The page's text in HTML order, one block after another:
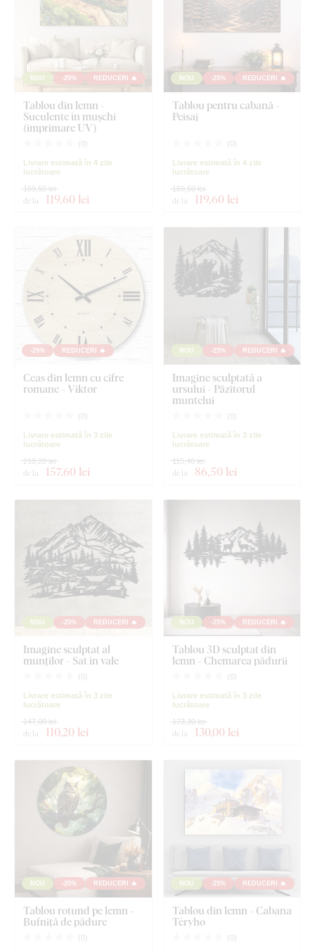
NOU -25% REDUCERI 🔥
Tablou din lemn -
Suculente în mușchi
(imprimare UV)
( 0)
Livrare estimată în 4 zile
lucrătoare
de la 119,60 lei
159,50 lei
NOU -25% REDUCERI 🔥
Tablou pentru cabană -
Peisaj
( 0)
Livrare estimată în 4 zile
lucrătoare
de la 119,60 lei
159,50 lei
-25% REDUCERI 🔥
Ceas din lemn cu cifre
romane - Viktor
( 0)
Livrare estimată în 3 zile
lucrătoare
de la 157,60 lei
210,20 lei
NOU -25% REDUCERI 🔥
Imagine sculptată a
ursului - Păzitorul
muntelui
( 0)
Livrare estimată în 3 zile
lucrătoare
de la 86,50 lei
115,40 lei
NOU -25% REDUCERI 🔥
Imagine sculptat al
munților - Sat în vale
( 0)
Livrare estimată în 3 zile
lucrătoare
de la 110,20 lei
147,00 lei
NOU -25% REDUCERI 🔥
Tablou 3D sculptat din
lemn - Chemarea pădurii
( 0)
Livrare estimată în 3 zile
lucrătoare
de la 130,00 lei
173,30 lei
NOU -25% REDUCERI 🔥
Tablou rotund pe lemn -
Bufniță de pădure
( 0)
NOU -25% REDUCERI 🔥
Tablou din lemn - Cabana
Téryho
( 0)